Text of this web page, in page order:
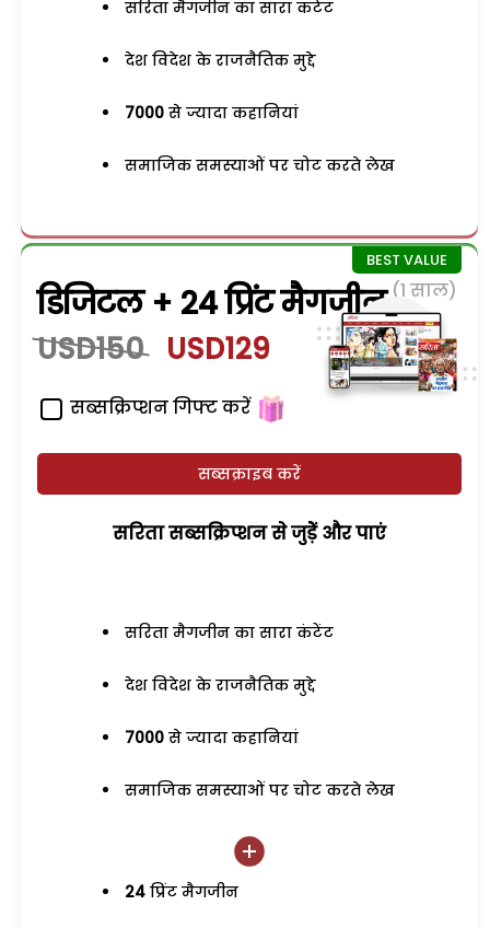
सरिता मैगजीन का सारा कंटेंट
देश विदेश के राजनैतिक मुद्दे
7000 से ज्यादा कहानियां
समाजिक समस्याओं पर चोट करते लेख
डिजिटल + 24 प्रिंट मैगजीन (1 साल)
USD150 USD129
सब्सक्रिप्शन गिफ्ट करें
सब्सक्राइब करें
सरिता सब्सक्रिप्शन से जुड़ेें और पाएं
सरिता मैगजीन का सारा कंटेंट
देश विदेश के राजनैतिक मुद्दे
7000 से ज्यादा कहानियां
समाजिक समस्याओं पर चोट करते लेख
24 प्रिंट मैगजीन